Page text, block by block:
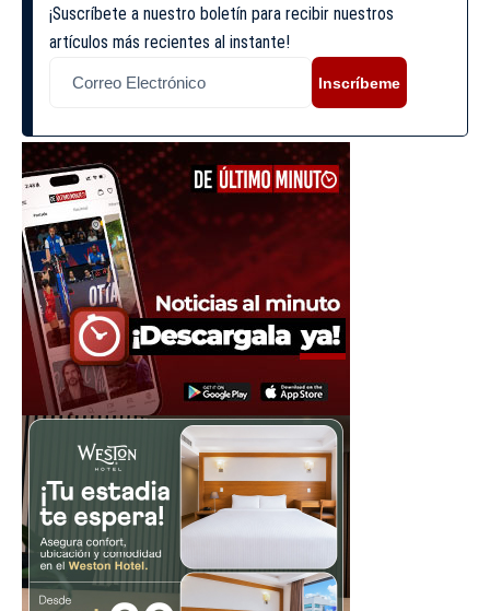
¡Suscríbete a nuestro boletín para recibir nuestros
artículos más recientes al instante!
Inscríbeme